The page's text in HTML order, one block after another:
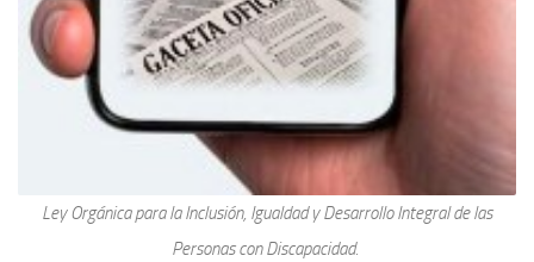
Ley Orgánica para la Inclusión, Igualdad y Desarrollo Integral de las
Personas con Discapacidad.